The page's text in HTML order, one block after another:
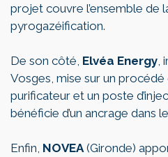
projet couvre l’ensemble de
pyrogazéification.
De son côté, Elvéa Energy
Vosges, mise sur un
purificateur et un poste
bénéficie d’un ancrage dans
Enfin, NOVEA (Gironde)